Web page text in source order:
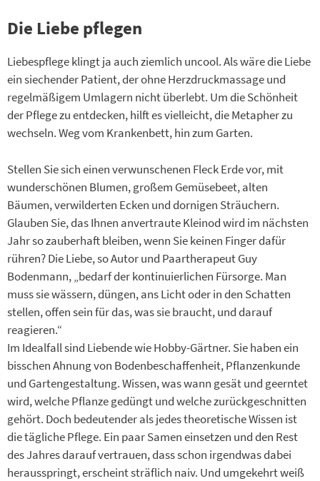
Die Liebe pflegen
Liebespflege klingt ja auch ziemlich uncool. Als wäre die Liebe
ein siechender Patient, der ohne Herzdruckmassage und
regelmäßigem Umlagern nicht überlebt. Um die Schönheit
der Pflege zu entdecken, hilft es vielleicht, die Metapher zu
wechseln. Weg vom Krankenbett, hin zum Garten.
Stellen Sie sich einen verwunschenen Fleck Erde vor, mit
wunderschönen Blumen, großem Gemüsebeet, alten
Bäumen, verwilderten Ecken und dornigen Sträuchern.
Glauben Sie, das Ihnen anvertraute Kleinod wird im nächsten
Jahr so zauberhaft bleiben, wenn Sie keinen Finger dafür
rühren? Die Liebe, so Autor und Paartherapeut Guy
Bodenmann, „bedarf der kontinuierlichen Fürsorge. Man
muss sie wässern, düngen, ans Licht oder in den Schatten
stellen, offen sein für das, was sie braucht, und darauf
reagieren.“
Im Idealfall sind Liebende wie Hobby-Gärtner. Sie haben ein
bisschen Ahnung von Bodenbeschaffenheit, Pflanzenkunde
und Gartengestaltung. Wissen, was wann gesät und geerntet
wird, welche Pflanze gedüngt und welche zurückgeschnitten
gehört. Doch bedeutender als jedes theoretische Wissen ist
die tägliche Pflege. Ein paar Samen einsetzen und den Rest
des Jahres darauf vertrauen, dass schon irgendwas dabei
herausspringt, erscheint sträflich naiv. Und umgekehrt weiß